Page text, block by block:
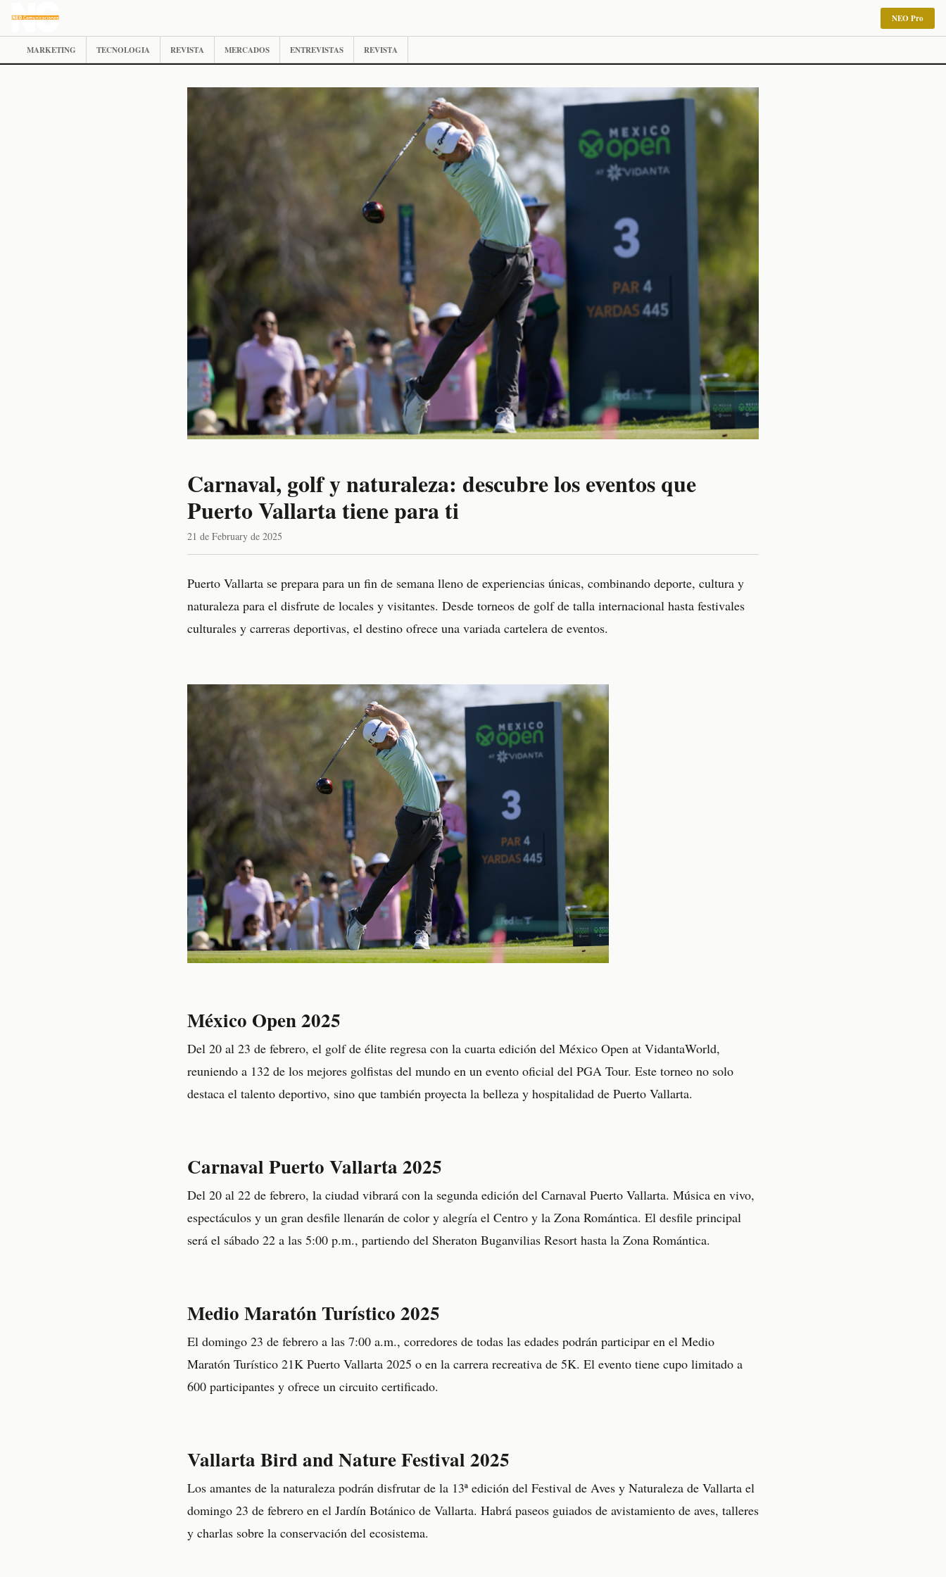
NEO Pro
MARKETING TECNOLOGIA REVISTA MERCADOS ENTREVISTAS REVISTA
Carnaval, golf y naturaleza: descubre los eventos que
Puerto Vallarta tiene para ti
21 de February de 2025
Puerto Vallarta se prepara para un fin de semana lleno de experiencias únicas, combinando deporte, cultura y
naturaleza para el disfrute de locales y visitantes. Desde torneos de golf de talla internacional hasta festivales
culturales y carreras deportivas, el destino ofrece una variada cartelera de eventos.
México Open 2025
Del 20 al 23 de febrero, el golf de élite regresa con la cuarta edición del México Open at VidantaWorld,
reuniendo a 132 de los mejores golfistas del mundo en un evento oficial del PGA Tour. Este torneo no solo
destaca el talento deportivo, sino que también proyecta la belleza y hospitalidad de Puerto Vallarta.
Carnaval Puerto Vallarta 2025
Del 20 al 22 de febrero, la ciudad vibrará con la segunda edición del Carnaval Puerto Vallarta. Música en vivo,
espectáculos y un gran desfile llenarán de color y alegría el Centro y la Zona Romántica. El desfile principal
será el sábado 22 a las 5:00 p.m., partiendo del Sheraton Buganvilias Resort hasta la Zona Romántica.
Medio Maratón Turístico 2025
El domingo 23 de febrero a las 7:00 a.m., corredores de todas las edades podrán participar en el Medio
Maratón Turístico 21K Puerto Vallarta 2025 o en la carrera recreativa de 5K. El evento tiene cupo limitado a
600 participantes y ofrece un circuito certificado.
Vallarta Bird and Nature Festival 2025
Los amantes de la naturaleza podrán disfrutar de la 13ª edición del Festival de Aves y Naturaleza de Vallarta el
domingo 23 de febrero en el Jardín Botánico de Vallarta. Habrá paseos guiados de avistamiento de aves, talleres
y charlas sobre la conservación del ecosistema.